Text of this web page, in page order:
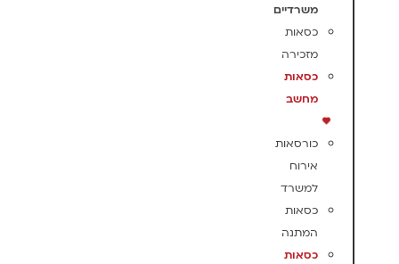
משרדיים
כסאות
מזכירה
כסאות
מחשב
כורסאות
אירוח
למשרד
כסאות
המתנה
כסאות